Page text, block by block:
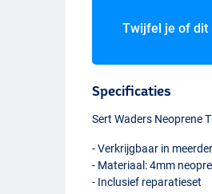
Twijfel je of dit
Specificaties
Sert Waders Neoprene
- Verkrijgbaar in
- Materiaal: 4mm
- Inclusief reparatieset